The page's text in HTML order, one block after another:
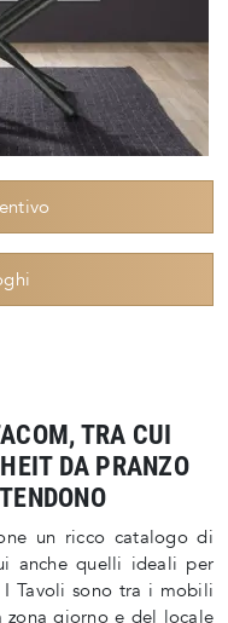
TRA CUI
DA PRANZO
un ricco catalogo di
anche quelli ideali per
Tavoli sono tra i mobili
giorno e del locale